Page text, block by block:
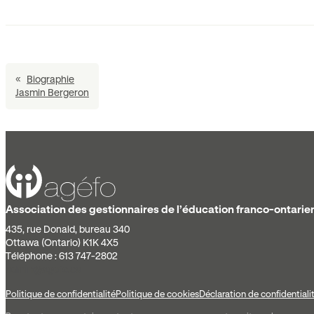
«
Biographie
Jasmin Bergeron
Association des gestionnaires de l’éducation franco-
435, rue Donald, bureau 340
Ottawa (Ontario) K1K 4X5
Téléphone : 613 747-2802
Politique de confidentialitéPolitique de cookiesDéclaration de